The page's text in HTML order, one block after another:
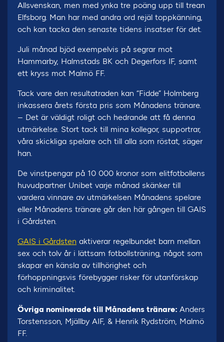
Allsvenskan, men med ynka tre poäng upp till trean
Elfsborg. Man har med andra ord rejäl toppkänning,
och kan tacka den senaste tidens insatser för det.
Juli månad bjöd exempelvis på segrar mot
Hammarby, Halmstads BK och Degerfors IF, samt
ett kryss mot Malmö FF.
Tack vare den resultatraden kan “Fidde” Holmberg
inkassera årets första pris som Månadens tränare.
– Det är väldigt roligt och hedrande att få denna
utmärkelse. Stort tack till mina kollegor, supportrar,
våra skickliga spelare och till alla som röstat, säger
han.
De vinstpengar på 10 000 kronor som elitfotbollens
huvudpartner Unibet varje månad skänker till
vardera vinnare av utmärkelsen Månadens spelare
eller Månadens tränare går den här gången till GAIS
i Gårdsten.
GAIS i Gårdsten aktiverar regelbundet barn mellan
sex och tolv år i lättsam fotbollsträning, något som
skapar en känsla av tillhörighet och
förhoppningsvis förebygger risker för utanförskap
och kriminalitet.
Övriga nominerade till Månadens tränare: Anders
Torstensson, Mjällby AIF, & Henrik Rydström, Malmö
FF.